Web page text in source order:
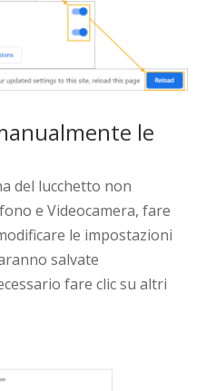
le
del lucchetto non
e Videocamera, fare
le impostazioni
salvate
fare clic su altri